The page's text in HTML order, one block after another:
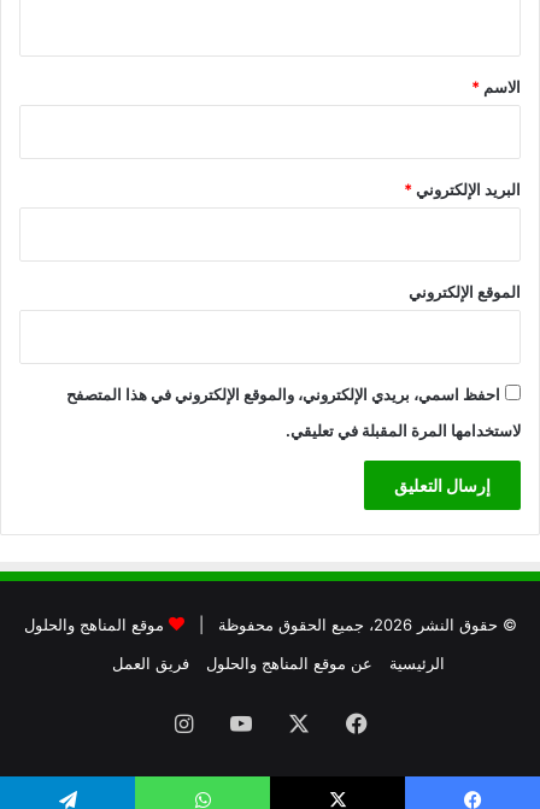
*
الاسم *
البريد الإلكتروني*
الموقع الإلكتروني
احفظ اسمي، بريدي الإلكتروني، والموقع الإلكتروني في هذا المتصفح
لاستخدامها المرة المقبلة في تعليقي.
© حقوق النشر 2026، جميع الحقوق محفوظة |
موقع المناهج والحلول
الرئيسية
عن موقع المناهج والحلول فريق العمل
فيسبوك يوتيوبانستقرام